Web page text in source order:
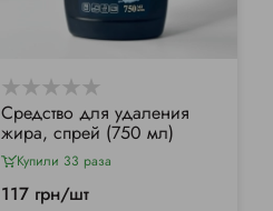
Средство для удаления
жира, спрей (750 мл)
Купили 33 раза
117 грн/шт